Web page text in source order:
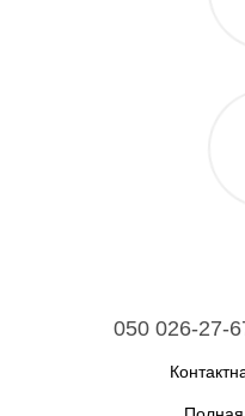
050 026-27-